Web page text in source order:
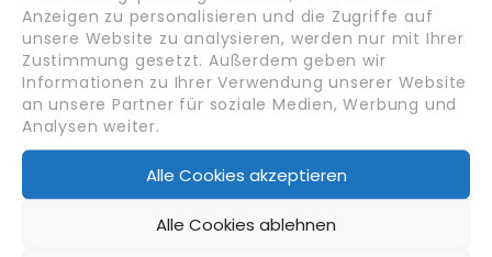
Anzeigen zu personalisieren und die Zugriffe auf
unsere Website zu analysieren, werden nur mit Ihrer
Zustimmung gesetzt. Außerdem geben wir
Informationen zu Ihrer Verwendung unserer Website
an unsere Partner für soziale Medien, Werbung und
Analysen weiter.
Alle Cookies akzeptieren
Alle Cookies ablehnen
Candidate Overview
Bildungsniveau
Berufsausbildung